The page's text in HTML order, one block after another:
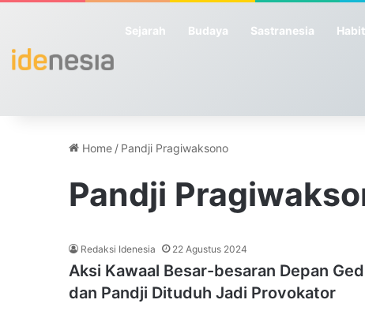
Sejarah Budaya Sastranesia
Home / Pandji Pragiwaksono
Pandji
Redaksi Idenesia 22 Agustus 2024
Aksi Kawaal Besar-besaran Depan
dan Pandji Dituduh Jadi Provokator